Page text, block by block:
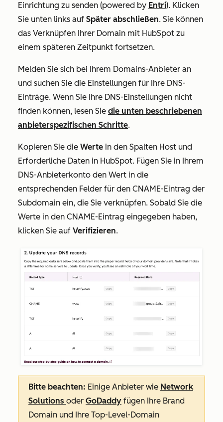
Einrichtung zu senden (powered by Entri). Klicken
Sie unten links auf Später abschließen. Sie können
das Verknüpfen Ihrer Domain mit HubSpot zu
einem späteren Zeitpunkt fortsetzen.
Melden Sie sich bei Ihrem Domains-Anbieter an
und suchen Sie die Einstellungen für Ihre DNS-
Einträge. Wenn Sie Ihre DNS-Einstellungen nicht
finden können, lesen Sie die unten beschriebenen
anbieterspezifischen Schritte.
Kopieren Sie die Werte in den Spalten Host und
Erforderliche Daten in HubSpot. Fügen Sie in Ihrem
DNS-Anbieterkonto den Wert in die
entsprechenden Felder für den CNAME-Eintrag der
Subdomain ein, die Sie verknüpfen. Sobald Sie die
Werte in den CNAME-Eintrag eingegeben haben,
klicken Sie auf Verifizieren.
Bitte beachten: Einige Anbieter wie Network
Solutions oder GoDaddy fügen Ihre Brand
Domain und Ihre Top-Level-Domain